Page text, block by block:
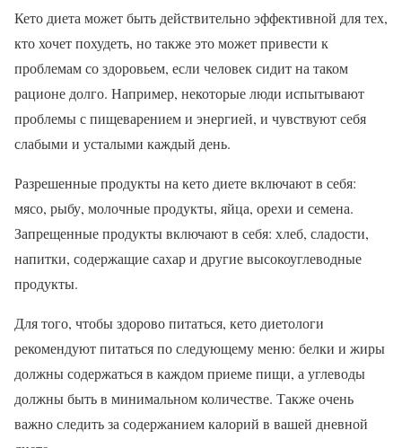
Кето диета может быть действительно эффективной для тех,
кто хочет похудеть, но также это может привести к
проблемам со здоровьем, если человек сидит на таком
рационе долго. Например, некоторые люди испытывают
проблемы с пищеварением и энергией, и чувствуют себя
слабыми и усталыми каждый день.
Разрешенные продукты на кето диете включают в себя:
мясо, рыбу, молочные продукты, яйца, орехи и семена.
Запрещенные продукты включают в себя: хлеб, сладости,
напитки, содержащие сахар и другие высокоуглеводные
продукты.
Для того, чтобы здорово питаться, кето диетологи
рекомендуют питаться по следующему меню: белки и жиры
должны содержаться в каждом приеме пищи, а углеводы
должны быть в минимальном количестве. Также очень
важно следить за содержанием калорий в вашей дневной